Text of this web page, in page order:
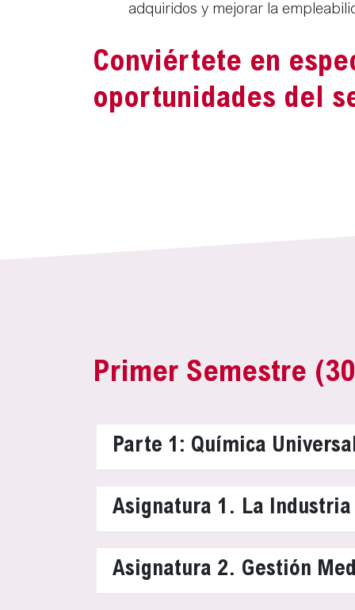
adquiridos y mejorar la
Conviértete en
oportunidades del
Primer Semestre
Parte 1: Química
Asignatura 1. La
Asignatura 2. Gestión